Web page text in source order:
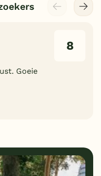
8
Goeie
10 Kindvriendelijk